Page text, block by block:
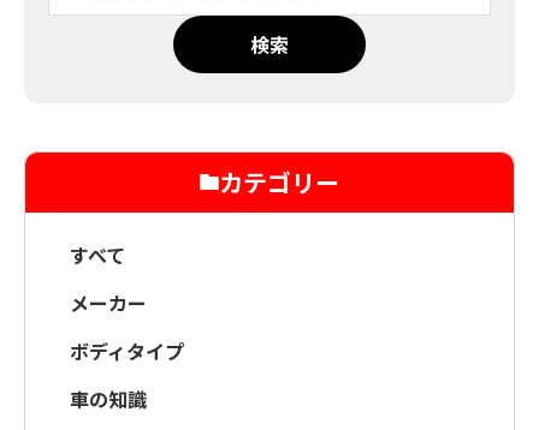
検索
カテゴリー
すべて
メーカー
ボディタイプ
車の知識